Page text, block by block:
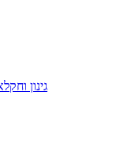
גינון